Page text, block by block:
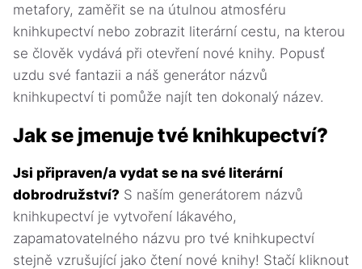
metafory, zaměřit se na útulnou atmosféru
knihkupectví nebo zobrazit literární cestu, na kterou
se člověk vydává při otevření nové knihy. Popusť
uzdu své fantazii a náš generátor názvů
knihkupectví ti pomůže najít ten dokonalý název.
Jak se jmenuje tvé knihkupectví?
Jsi připraven/a vydat se na své literární
dobrodružství? S naším generátorem názvů
knihkupectví je vytvoření lákavého,
zapamatovatelného názvu pro tvé knihkupectví
stejně vzrušující jako čtení nové knihy! Stačí kliknout